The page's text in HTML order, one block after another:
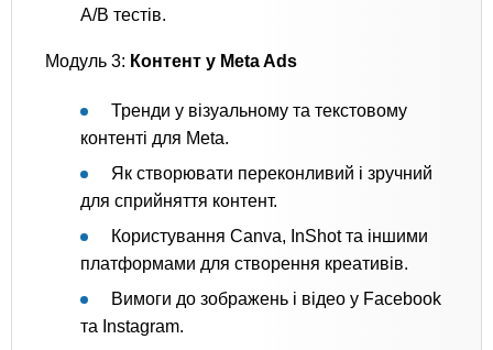
A/B тестів.
Модуль 3: Контент у Meta Ads
Тренди у візуальному та текстовому
контенті для Meta.
Як створювати переконливий і зручний
для сприйняття контент.
Користування Canva, InShot та іншими
платформами для створення креативів.
Вимоги до зображень і відео у Facebook
та Instagram.